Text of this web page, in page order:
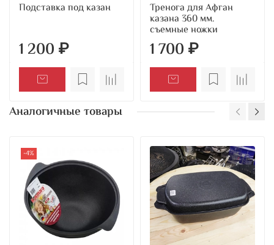
Подставка под казан
1 200 ₽
Тренога для Афган
казана 360 мм.
съемные ножки
1 700 ₽
Аналогичные товары
-4%